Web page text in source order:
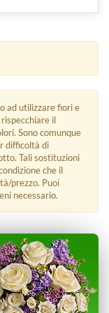
ad utilizzare fiori e
il
Sono comunque
difficoltà di
Tali sostituzioni
che il
prezzo. Puoi
necessario.